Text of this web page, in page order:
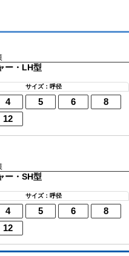
ー・LH型
サイズ：呼径
4 5 6
8
12
ー・SH型
サイズ：呼径
4 5 6
8
12